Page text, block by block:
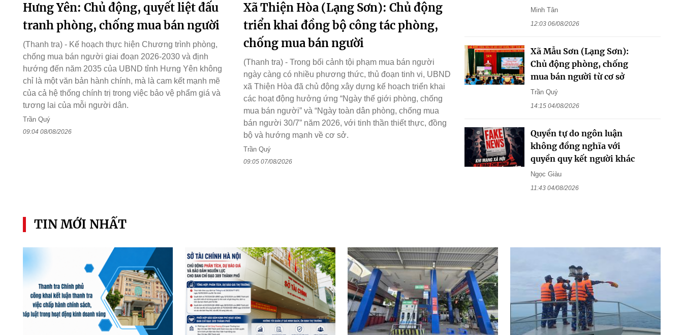
Hưng Yên: Chủ động, quyết liệt đấu
tranh phòng, chống mua bán người
(Thanh tra) - Kế hoạch thực hiện Chương trình phòng,
chống mua bán người giai đoạn 2026-2030 và định
hướng đến năm 2035 của UBND tỉnh Hưng Yên không
chỉ là một văn bản hành chính, mà là cam kết mạnh mẽ
của cả hệ thống chính trị trong việc bảo vệ phẩm giá và
tương lai của mỗi người dân.
Trần Quý
09:04 08/08/2026
Xã Thiện Hòa (Lạng Sơn): Chủ động
triển khai đồng bộ công tác phòng,
chống mua bán người
(Thanh tra) - Trong bối cảnh tội phạm mua bán người
ngày càng có nhiều phương thức, thủ đoạn tinh vi, UBND
xã Thiện Hòa đã chủ động xây dựng kế hoạch triển khai
các hoạt động hưởng ứng “Ngày thế giới phòng, chống
mua bán người” và “Ngày toàn dân phòng, chống mua
bán người 30/7” năm 2026, với tinh thần thiết thực, đồng
bộ và hướng mạnh về cơ sở.
Trần Quý
09:05 07/08/2026
Minh Tân
12:03 06/08/2026
Xã Mẫu Sơn (Lạng Sơn):
Chủ động phòng, chống
mua bán người từ cơ sở
Trần Quý
14:15 04/08/2026
Quyền tự do ngôn luận
không đồng nghĩa với
quyền quy kết người khác
Ngọc Giàu
11:43 04/08/2026
TIN MỚI NHẤT